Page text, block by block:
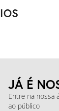
JÁ É
Entre na nossa
ao público